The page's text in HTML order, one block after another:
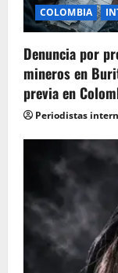
o
n
COLOMBIA
Denuncia por
mineros en
previa en
Periodistas